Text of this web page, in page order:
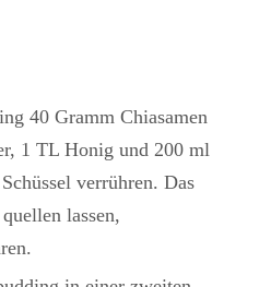
1 TL Honig und 200 ml
verrühren. Das
lassen,